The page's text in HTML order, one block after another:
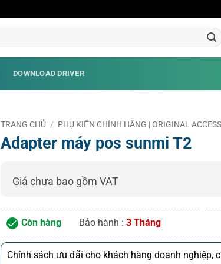
DOWNLOAD DRIVER
TRANG CHỦ / PHỤ KIỆN CHÍNH HÃNG | ORIGINAL
Adapter máy pos sunmi T2
Giá chưa bao gồm VAT
Còn hàng Bảo hành :3 Tháng
Chính sách ưu đãi cho khách hàng doanh nghiệp,